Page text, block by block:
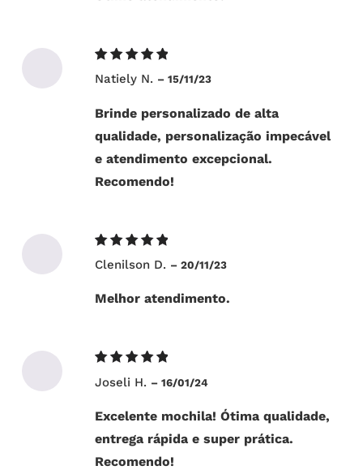
5de 5
Natiely N. – 15/11/23
Brinde personalizado de alta
qualidade, personalização impecável
e atendimento excepcional.
Recomendo!
5de 5
Clenilson D. – 20/11/23
Melhor atendimento.
5de 5
Joseli H. – 16/01/24
Excelente mochila! Ótima qualidade,
entrega rápida e super prática.
Recomendo!